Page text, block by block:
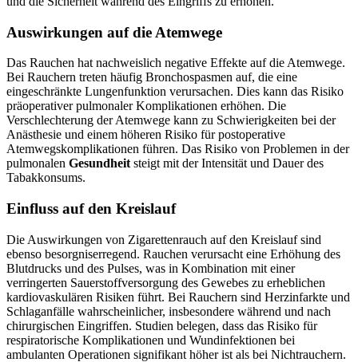
Auswirkungen auf die Atemwege
Das Rauchen hat nachweislich negative Effekte auf die Atemwege.
Bei Rauchern treten häufig Bronchospasmen auf, die eine
eingeschränkte Lungenfunktion verursachen. Dies kann das Risiko
präoperativer pulmonaler Komplikationen erhöhen. Die
Verschlechterung der Atemwege kann zu Schwierigkeiten bei der
Anästhesie und einem höheren Risiko für postoperative
Atemwegskomplikationen führen. Das Risiko von Problemen in der
pulmonalen Gesundheitsteigt mit der Intensität und Dauer des
Tabakkonsums.
Einfluss auf den Kreislauf
Die Auswirkungen von Zigarettenrauch auf den Kreislauf sind
ebenso besorgniserregend. Rauchen verursacht eine Erhöhung des
Blutdrucks und des Pulses, was in Kombination mit einer
verringerten Sauerstoffversorgung des Gewebes zu erheblichen
kardiovaskulären Risiken führt. Bei Rauchern sind Herzinfarkte und
Schlaganfälle wahrscheinlicher, insbesondere während und nach
chirurgischen Eingriffen. Studien belegen, dass das Risiko für
respiratorische Komplikationen und Wundinfektionen bei
ambulanten Operationen signifikant höher ist als bei Nichtrauchern.